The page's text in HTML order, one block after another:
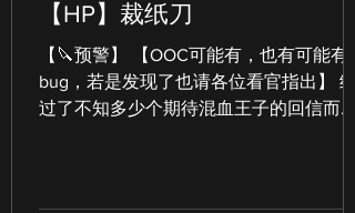
一無二的故事素材。 如何讓靈感不再「曇
花一現」？ 靈感來了，怎麼抓住它？我自
己有幾個小撇步，分享給你： 隨身攜帶筆
記本或手機備忘錄 靈感往往一閃而過，馬
上記下，別讓它溜走。 設定固
【HP】裁纸刀
【🔪预警】 【OOC可能有，也有可能有
bug，若是发现了也请各位看官指出】 经
过了不知多少个期待混血王子的回信而无